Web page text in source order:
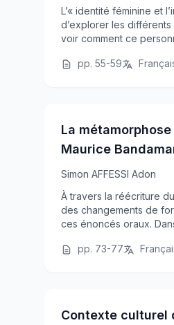
L’« identité féminine et
d’explorer les
voir comment ce
pp. 55-59
La
Maurice
Simon AFFESSI Adon
À travers la réécriture
des changements de
ces énoncés oraux.
pp. 73-77
Contexte culturel